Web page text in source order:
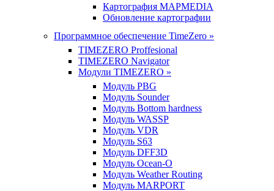
Картография MAPMEDIA
Обновление картографии
Программное обеспечение TimeZero »
TIMEZERO Proffesional
TIMEZERO Navigator
Модули TIMEZERO »
Модуль PBG
Модуль Sounder
Модуль Bottom hardness
Модуль WASSP
Модуль VDR
Модуль S63
Модуль DFF3D
Модуль Ocean-O
Модуль Weather Routing
Модуль MARPORT